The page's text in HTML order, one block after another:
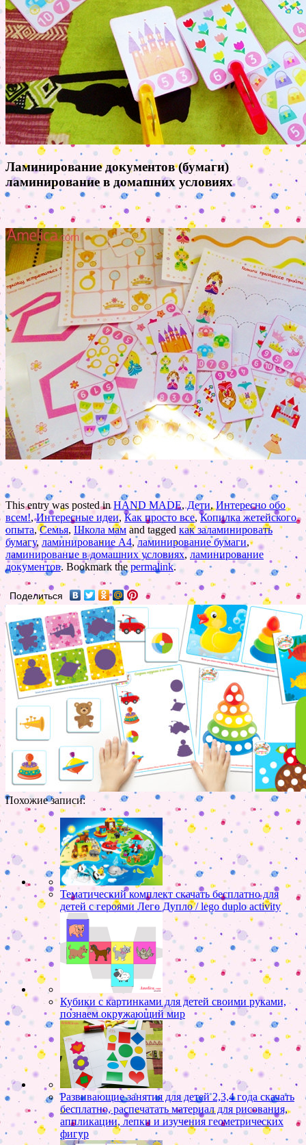
Ламинирование документов (бумаги)
ламинирование в домашних условиях
This entry was posted inHAND MADE,Дети,Интересно обо
всем!,Интересные идеи,Как просто все,Копилка жетейского
опыта,Семья, Школа мам and tagged как заламинировать
бумагу, ламинирование А4,ламинирование бумаги,
ламинирование в домашних условиях, ламинирование
документов. Bookmark thepermalink.
Поделиться
Похожие записи:
Тематический комплект скачать бесплатно для
детей с героями Лего Дупло / lego duplo activity
Кубики с картинками для детей своими руками,
познаем окружающий мир
Развивающие занятия для детей 2,3,4 года скачать
бесплатно, распечатать материал для рисования,
аппликации, лепки и изучения геометрических
фигур